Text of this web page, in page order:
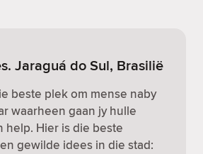
Jaraguá do Sul, Brasilië
beste plek om mense naby
waarheen gaan jy hulle
help. Hier is die beste
gewilde idees in die stad: